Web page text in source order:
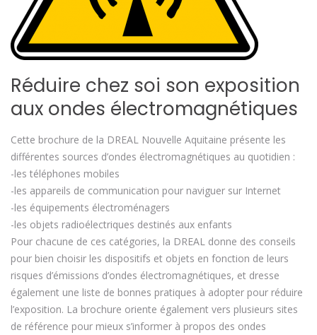
Réduire chez soi son exposition
aux ondes électromagnétiques
Cette brochure de la DREAL Nouvelle Aquitaine présente les
différentes sources d’ondes électromagnétiques au quotidien :
-les téléphones mobiles
-les appareils de communication pour naviguer sur Internet
-les équipements électroménagers
-les objets radioélectriques destinés aux enfants
Pour chacune de ces catégories, la DREAL donne des conseils
pour bien choisir les dispositifs et objets en fonction de leurs
risques d’émissions d’ondes électromagnétiques, et dresse
également une liste de bonnes pratiques à adopter pour réduire
l’exposition. La brochure oriente également vers plusieurs sites
de référence pour mieux s’informer à propos des ondes